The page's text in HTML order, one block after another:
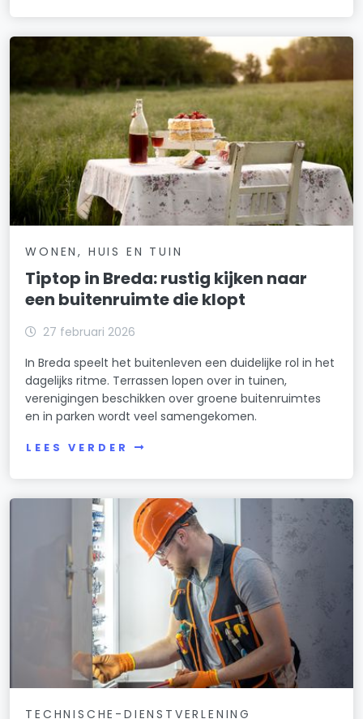
WONEN, HUIS EN TUIN
Tiptop in Breda: rustig kijken naar
een buitenruimte die klopt
27 februari 2026
In Breda speelt het buitenleven een duidelijke rol in het
dagelijks ritme. Terrassen lopen over in tuinen,
verenigingen beschikken over groene buitenruimtes
en in parken wordt veel samengekomen.
LEES VERDER
TECHNISCHE-DIENSTVERLENING